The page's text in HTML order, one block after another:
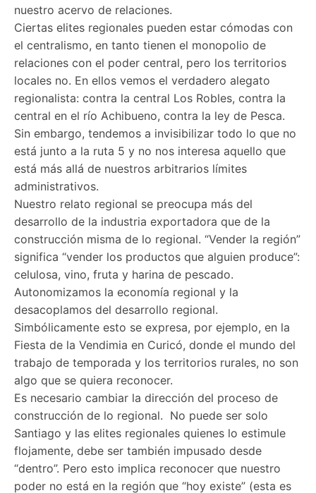
nuestro acervo de relaciones.
Ciertas elites regionales pueden estar cómodas con
el centralismo, en tanto tienen el monopolio de
relaciones con el poder central, pero los territorios
locales no. En ellos vemos el verdadero alegato
regionalista: contra la central Los Robles, contra la
central en el río Achibueno, contra la ley de Pesca.
Sin embargo, tendemos a invisibilizar todo lo que no
está junto a la ruta 5 y no nos interesa aquello que
está más allá de nuestros arbitrarios límites
administrativos.
Nuestro relato regional se preocupa más del
desarrollo de la industria exportadora que de la
construcción misma de lo regional. “Vender la región”
significa “vender los productos que alguien produce”:
celulosa, vino, fruta y harina de pescado.
Autonomizamos la economía regional y la
desacoplamos del desarrollo regional.
Simbólicamente esto se expresa, por ejemplo, en la
Fiesta de la Vendimia en Curicó, donde el mundo del
trabajo de temporada y los territorios rurales, no son
algo que se quiera reconocer.
Es necesario cambiar la dirección del proceso de
construcción de lo regional. No puede ser solo
Santiago y las elites regionales quienes lo estimule
flojamente, debe ser también impusado desde
“dentro”. Pero esto implica reconocer que nuestro
poder no está en la región que “hoy existe” (esta es